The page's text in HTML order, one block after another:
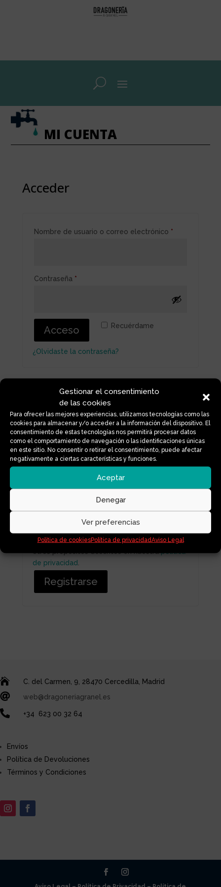
Gestionar el consentimiento
de las cookies
Para ofrecer las mejores experiencias, utilizamos tecnologías como las
cookies para almacenar y/o acceder a la información del dispositivo. El
consentimiento de estas tecnologías nos permitirá procesar datos
como el comportamiento de navegación o las identificaciones únicas
en este sitio. No consentir o retirar el consentimiento, puede afectar
negativamente a ciertas características y funciones.
Aceptar
Denegar
Ver preferencias
Política de cookiesPolítica de privacidadAviso Legal
MI CUENTA
Acceder
Nombre de usuario o correo electrónico *Obligatorio
Contraseña *Obligatorio
Recuérdame
Acceso
¿Olvidaste la contraseña?
Registrarse
Dirección de correo electrónico*Obligatorio
Se enviará un enlace a tu dirección de correo
electrónico para establecer una nueva
procesar tu pedido, mejorar tu experiencia en
esta web, gestionar el acceso a tu cuenta y
otros propósitos descritos en nuestrapolítica
de privacidad
Registrarse
 C. del Carmen, 9, 28470 Cercedilla, Madrid
 web@dragoneriagranel.es
 +34 623 00 32 64
Envíos
Política de Devoluciones
Términos y Condiciones